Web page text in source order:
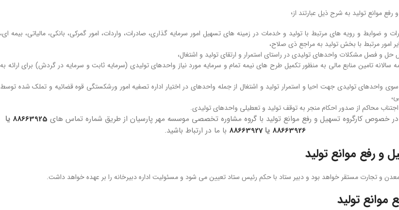
موانع تولید به شرح ذیل عبارتند از؛
و ضوابط و رویه ­های مرتبط با تولید و خدمات در زمینه ­های تسهیل امور سرمایه گذاری، صادرات، واردات، امور گمرکی، بانکی، مالیاتی، بیمه ای،
امور مرتبط با بخش تولید به مراجع ذی ­صلاح،
و فصل مشکلات واحدهای تولیدی در راستای استمرار و ارتقای تولید و اشتغال،
سالانه تامین منابع مالی به منظور تکمیل طرح­ های نیمه تمام و سرمایه مورد نیاز واحدهای تولیدی (سرمایه ثابت و سرمایه در گردش) برای ارائه به
سوی واحدهای تولیدی جهت احیا و استمرار تولید و اشتغال از جمله واحدهای در اختیار اداره تصفیه امور ورشکستگی قوه قضائیه و تملک شده توسط
محاکم از صدور احکام منجر به توقف تولید و تعطیلی واحدهای تولیدی.
خصوص کارگروه تسهیل و رفع موانع تولید با گروه مشاوره تخصصی موسسه مهر پارسیان از طریق شماره تماس های 88663925 یا
88663926 یا88663927 با ما در ارتباط باشید.
و رفع موانع تولید
و تجارت مستقر خواهد بود و دبیر ستاد با حکم رئیس ستاد تعیین می ­شود و مسئولیت اداره دبیرخانه را بر عهده خواهد داشت.
موانع تولید